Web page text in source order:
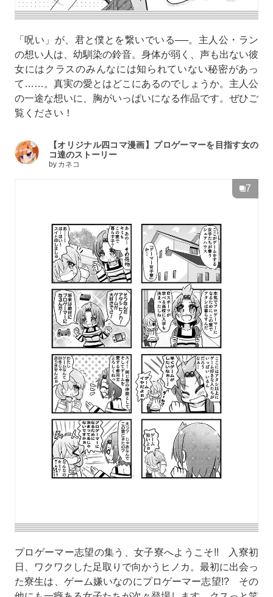
「呪い」が、君と僕とを繋いでいる──。主人公・ラン
の想い人は、幼馴染の鈴音。身体が弱く、声も出ない彼
女にはクラスのみんなには知られていない秘密があっ
て……。真実の愛とはどこにあるのでしょうか。主人公
の一途な想いに、胸がいっぱいになる作品です。ぜひご
覧ください！
【オリジナル四コマ漫画】プロゲーマーを目指す女の
コ達のストーリー
by カネコ
7
プロゲーマー志望の集う、女子寮へようこそ!! 入寮初
日、ワクワクした足取りで向かうヒノカ。最初に出会っ
た寮生は、ゲーム嫌いなのにプロゲーマー志望!? その